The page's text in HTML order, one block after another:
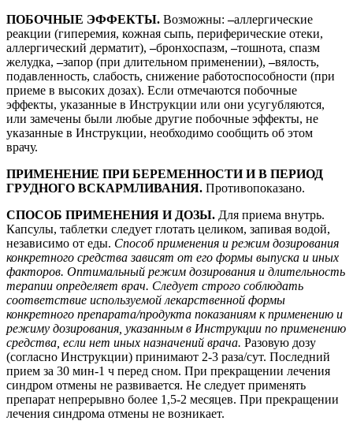
ПОБОЧНЫЕ ЭФФЕКТЫ. Возможны:–аллергические
реакции (гиперемия, кожная сыпь, периферические отеки,
аллергический дерматит),–бронхоспазм,–тошнота, спазм
желудка,–запор (при длительном применении),–вялость,
подавленность, слабость, снижение работоспособности (при
приеме в высоких дозах). Если отмечаются побочные
эффекты, указанные в Инструкции или они усугубляются,
или замечены были любые другие побочные эффекты, не
указанные в Инструкции, необходимо сообщить об этом
врачу.
ПРИМЕНЕНИЕ ПРИ БЕРЕМЕННОСТИ И В ПЕРИОД
ГРУДНОГО ВСКАРМЛИВАНИЯ. Противопоказано.
СПОСОБ ПРИМЕНЕНИЯ И ДОЗЫ. Для приема внутрь.
Капсулы, таблетки следует глотать целиком, запивая водой,
независимо от еды. Способ применения и режим дозирования
конкретного средства зависят от его формы выпуска и иных
факторов. Оптимальный режим дозирования и длительность
терапии определяет врач. Следует строго соблюдать
соответствие используемой лекарственной формы
конкретного препарата/продукта показаниям к применению и
режиму дозирования, указанным в Инструкции по применению
средства, если нет иных назначений врача. Разовую дозу
(согласно Инструкции) принимают 2-3 раза/сут. Последний
прием за 30 мин-1 ч перед сном. При прекращении лечения
синдром отмены не развивается. Не следует применять
препарат непрерывно более 1,5-2 месяцев. При прекращении
лечения синдрома отмены не возникает.